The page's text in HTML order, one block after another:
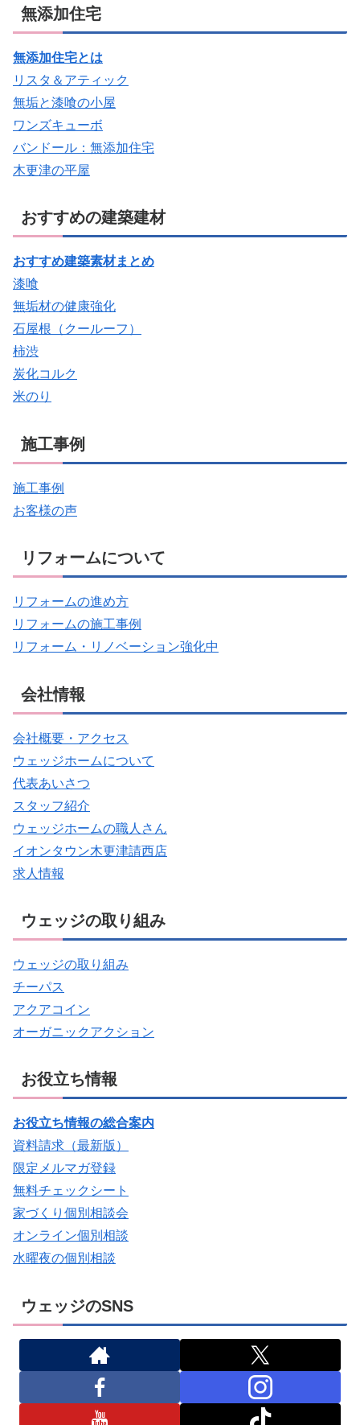
無添加住宅
無添加住宅とは
リスタ＆アティック
無垢と漆喰の小屋
ワンズキューボ
バンドール：無添加住宅
木更津の平屋
おすすめの建築建材
おすすめ建築素材まとめ
漆喰
無垢材の健康強化
石屋根（クールーフ）
柿渋
炭化コルク
米のり
施工事例
施工事例
お客様の声
リフォームについて
リフォームの進め方
リフォームの施工事例
リフォーム・リノベーション強化中
会社情報
会社概要・アクセス
ウェッジホームについて
代表あいさつ
スタッフ紹介
ウェッジホームの職人さん
イオンタウン木更津請西店
求人情報
ウェッジの取り組み
ウェッジの取り組み
チーパス
アクアコイン
オーガニックアクション
お役立ち情報
お役立ち情報の総合案内
資料請求（最新版）
限定メルマガ登録
無料チェックシート
家づくり個別相談会
オンライン個別相談
水曜夜の個別相談
ウェッジのSNS